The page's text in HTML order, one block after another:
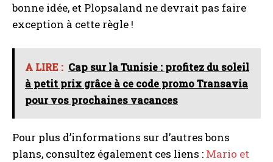
bonne idée, et Plopsaland ne devrait pas faire
exception à cette règle !
A LIRE : Cap sur la Tunisie : profitez du soleil
à petit prix grâce à ce code promo Transavia
pour vos prochaines vacances
Pour plus d’informations sur d’autres bons
plans, consultez également ces liens : Mario et